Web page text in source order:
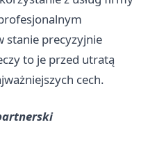
stanie precyzyjnie
to je przed utratą
cech.